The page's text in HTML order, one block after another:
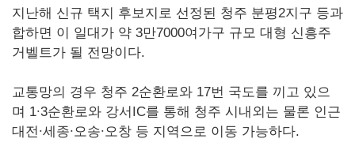
지난해 신규 택지 후보지로 선정된 청주 분평2지구 등과
합하면 이 일대가 약 3만7000여가구 규모 대형 신흥주
거벨트가 될 전망이다.
교통망의 경우 청주 2순환로와 17번 국도를 끼고 있으
며 1∙3순환로와 강서IC를 통해 청주 시내외는 물론 인근
대전∙세종∙오송∙오창 등 지역으로 이동 가능하다.